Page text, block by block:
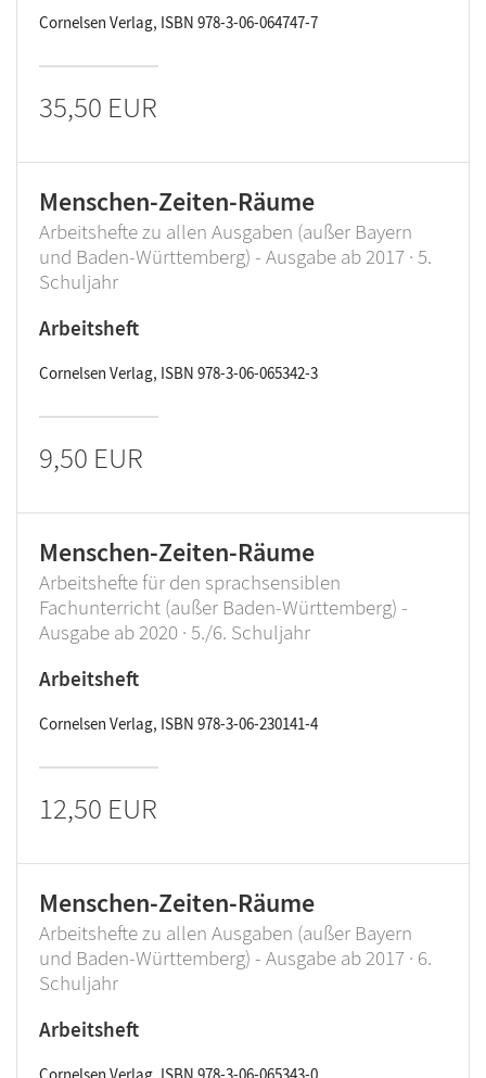
Cornelsen Verlag, ISBN 978-3-06-064747-7
35,50 EUR
Menschen-Zeiten-Räume
Arbeitshefte zu allen Ausgaben (außer Bayern
und Baden-Württemberg) - Ausgabe ab 2017 · 5.
Schuljahr
Arbeitsheft
Cornelsen Verlag, ISBN 978-3-06-065342-3
9,50 EUR
Menschen-Zeiten-Räume
Arbeitshefte für den sprachsensiblen
Fachunterricht (außer Baden-Württemberg) -
Ausgabe ab 2020 · 5./6. Schuljahr
Arbeitsheft
Cornelsen Verlag, ISBN 978-3-06-230141-4
12,50 EUR
Menschen-Zeiten-Räume
Arbeitshefte zu allen Ausgaben (außer Bayern
und Baden-Württemberg) - Ausgabe ab 2017 · 6.
Schuljahr
Arbeitsheft